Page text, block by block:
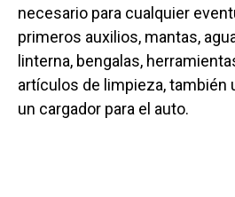
necesario para cualquier
primeros auxilios, mantas,
linterna, bengalas,
artículos de limpieza, también
un cargador para el auto.